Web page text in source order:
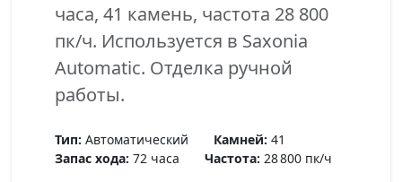
часа, 41 камень, частота 28 800
пк/ч. Используется в Saxonia
Automatic. Отделка ручной
работы.
Тип: Автоматический Камней: 41
Запас хода: 72 часа Частота: 28 800 пк/ч